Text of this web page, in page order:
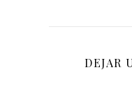
DEJAR